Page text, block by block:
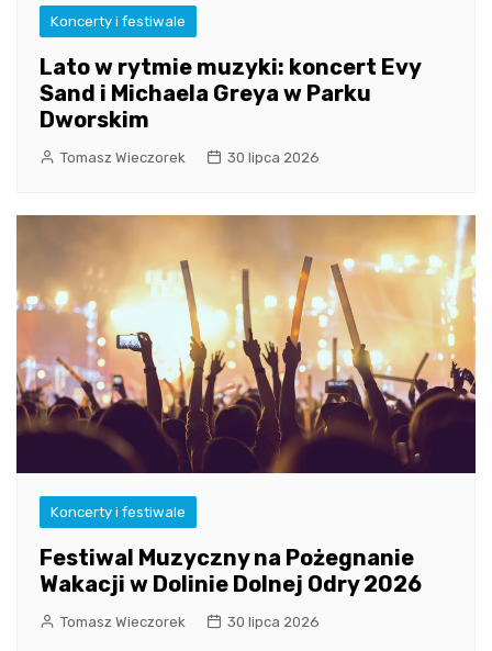
Koncerty i festiwale
Lato w rytmie muzyki: koncert Evy
Sand i Michaela Greya w Parku
Dworskim
Tomasz Wieczorek 30 lipca 2026
Koncerty i festiwale
Festiwal Muzyczny na Pożegnanie
Wakacji w Dolinie Dolnej Odry 2026
Tomasz Wieczorek 30 lipca 2026